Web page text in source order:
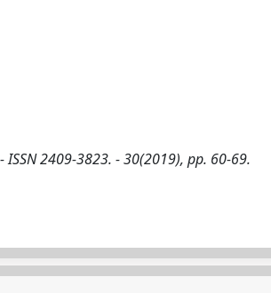
ISSN 2409-3823. - 30(2019), pp. 60-69.